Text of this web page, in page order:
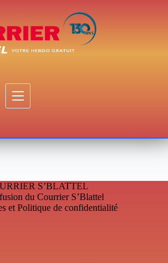
S’BLATTEL
du Courrier S’Blattel
et Politique de confidentialité